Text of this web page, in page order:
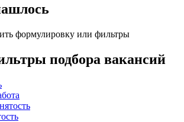
формулировку или фильтры
подбора вакансий